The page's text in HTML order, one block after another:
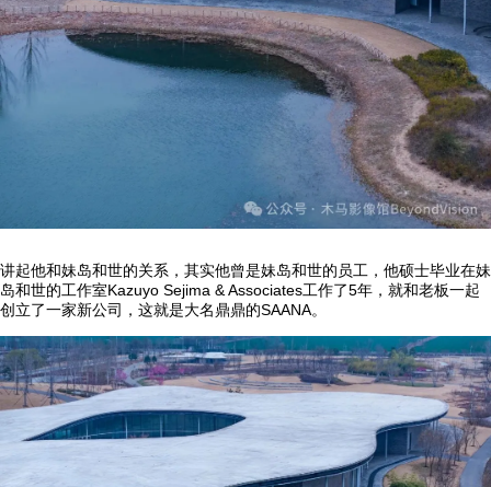
讲起他和妹岛和世的关系，其实他曾是妹岛和世的员工，他硕士毕业在妹
岛和世的工作室Kazuyo Sejima & Associates工作了5年，就和老板一起
创立了一家新公司，这就是大名鼎鼎的SAANA。